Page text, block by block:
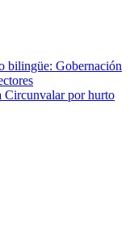
bilingüe: Gobernación
Circunvalar por hurto